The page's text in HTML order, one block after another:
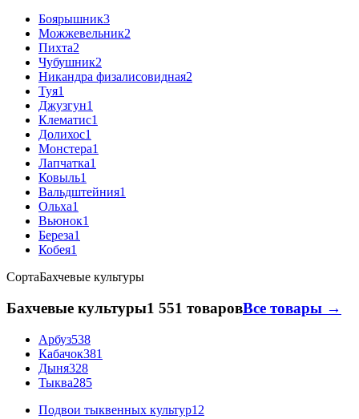
Боярышник3
Можжевельник2
Пихта2
Чубушник2
Никандра физалисовидная2
Туя1
Джузгун1
Клематис1
Долихос1
Монстера1
Лапчатка1
Ковыль1
Вальдштейния1
Ольха1
Вьюнок1
Береза1
Кобея1
СортаБахчевые культуры
Бахчевые культуры1 551 товаровВсе товары →
Арбуз538
Кабачок381
Дыня328
Тыква285
Подвои тыквенных культур12